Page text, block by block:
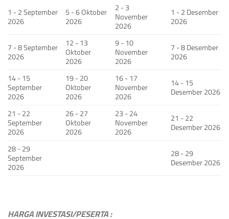
1 - 2 September
2026
5 - 6 Oktober
2026
2 - 3
November
2026
1 - 2 Desember
2026
7 - 8 September
2026
12 - 13
Oktober
2026
9 - 10
November
2026
7 - 8 Desember
2026
14 - 15
September
2026
19 - 20
Oktober
2026
16 - 17
November
2026
14 - 15
Desember 2026
21 - 22
September
2026
26 - 27
Oktober
2026
23 - 24
November
2026
21 - 22
Desember 2026
28 - 29
September
2026
28 - 29
Desember 2026
HARGA INVESTASI/PESERTA :